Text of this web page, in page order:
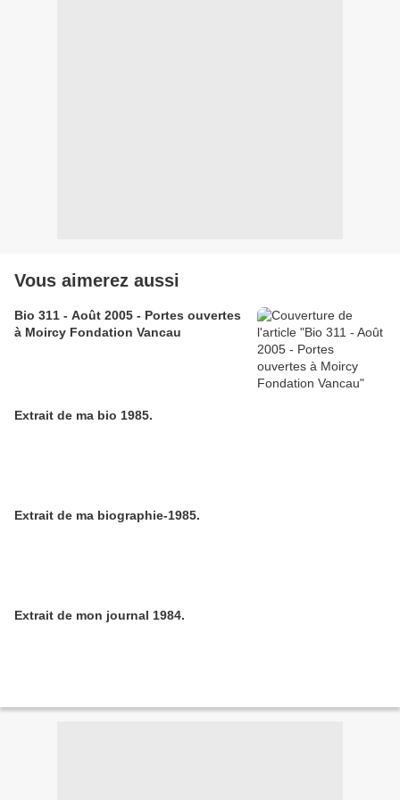
Vous aimerez aussi
Bio 311 - Août 2005 - Portes ouvertes
à Moircy Fondation Vancau
Extrait de ma bio 1985.
Extrait de ma biographie-1985.
Extrait de mon journal 1984.